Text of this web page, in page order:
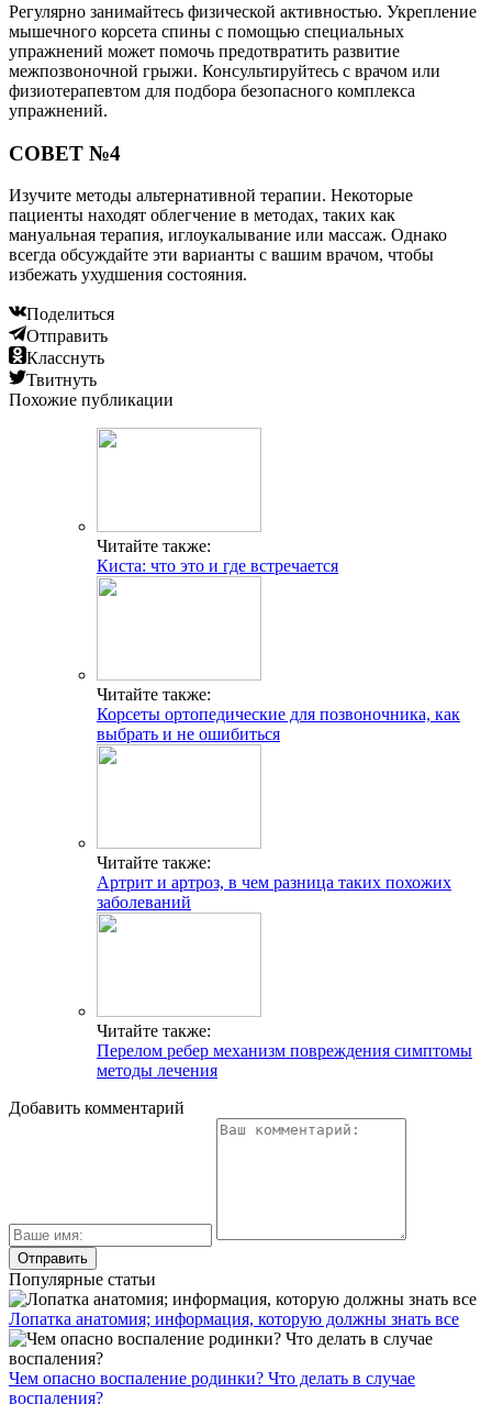
Регулярно занимайтесь физической активностью. Укрепление
мышечного корсета спины с помощью специальных
упражнений может помочь предотвратить развитие
межпозвоночной грыжи. Консультируйтесь с врачом или
физиотерапевтом для подбора безопасного комплекса
упражнений.
СОВЕТ №4
Изучите методы альтернативной терапии. Некоторые
пациенты находят облегчение в методах, таких как
мануальная терапия, иглоукалывание или массаж. Однако
всегда обсуждайте эти варианты с вашим врачом, чтобы
избежать ухудшения состояния.
Поделиться
Отправить
Класснуть
Твитнуть
Похожие публикации
Читайте также:
Киста: что это и где встречается
Читайте также:
Корсеты ортопедические для позвоночника, как
выбрать и не ошибиться
Читайте также:
Артрит и артроз, в чем разница таких похожих
заболеваний
Читайте также:
Перелом ребер механизм повреждения симптомы
методы лечения
Добавить комментарий
Популярные статьи
Лопатка анатомия; информация, которую должны знать все
Чем опасно воспаление родинки? Что делать в случае
воспаления?